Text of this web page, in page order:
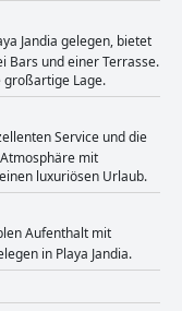
Jandia gelegen, bietet
Bars und einer Terrasse.
großartige Lage.
Service und die
mit
luxuriösen Urlaub.
Aufenthalt mit
in Playa Jandia.